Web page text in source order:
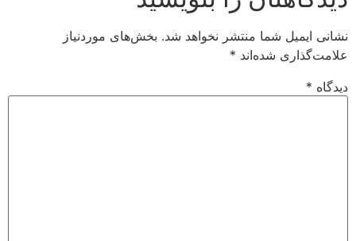
نشانی ایمیل شما منتشر نخواهد شد. بخش‌های موردنیاز
علامت‌گذاری شده‌اند *
دیدگاه *